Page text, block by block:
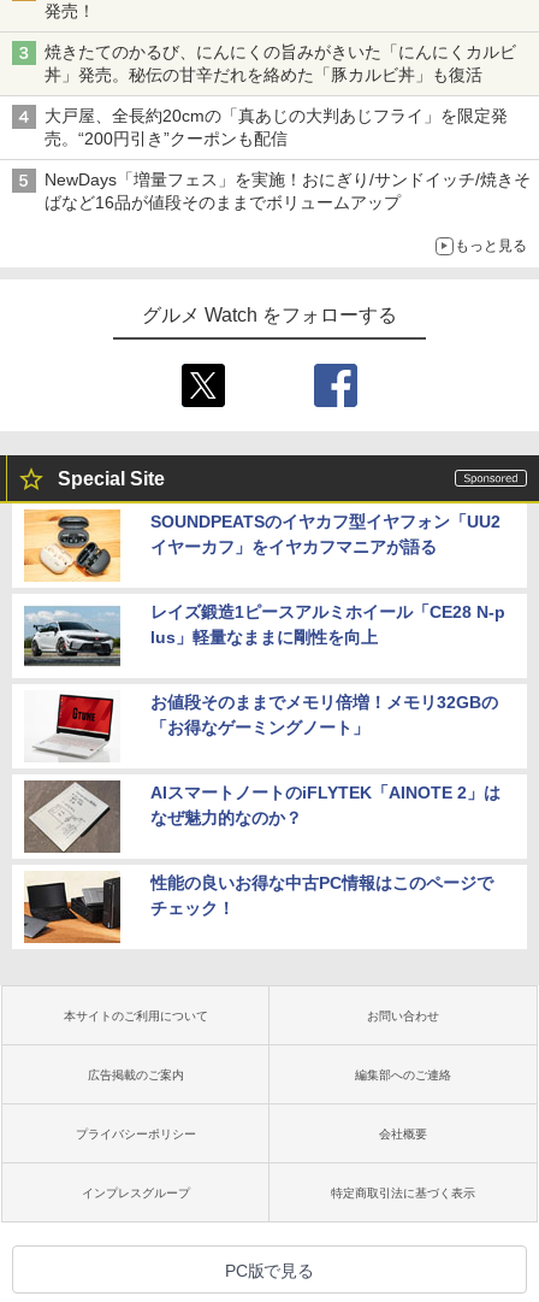
発売！
焼きたてのかるび、にんにくの旨みがきいた「にんにくカルビ
丼」発売。秘伝の甘辛だれを絡めた「豚カルビ丼」も復活
大戸屋、全長約20cmの「真あじの大判あじフライ」を限定発
売。“200円引き”クーポンも配信
NewDays「増量フェス」を実施！おにぎり/サンドイッチ/焼きそ
ばなど16品が値段そのままでボリュームアップ
もっと見る
グルメ Watch をフォローする
Special Site
SOUNDPEATSのイヤカフ型イヤフォン「UU2
イヤーカフ」をイヤカフマニアが語る
レイズ鍛造1ピースアルミホイール「CE28 N-p
lus」軽量なままに剛性を向上
お値段そのままでメモリ倍増！メモリ32GBの
「お得なゲーミングノート」
AIスマートノートのiFLYTEK「AINOTE 2」は
なぜ魅力的なのか？
性能の良いお得な中古PC情報はこのページで
チェック！
本サイトのご利用について お問い合わせ
広告掲載のご案内 編集部へのご連絡
プライバシーポリシー 会社概要
インプレスグループ 特定商取引法に基づく表示
PC版で見る